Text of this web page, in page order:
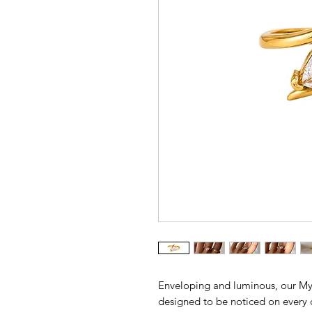
Enveloping and luminous, our
designed to be noticed on